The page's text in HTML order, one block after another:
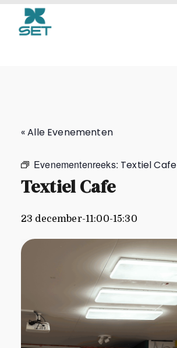
Textiel Cafe
« Alle Evenementen
Evenementenreeks: Textiel Cafe
Textiel Cafe
23 december-11:00-15:30